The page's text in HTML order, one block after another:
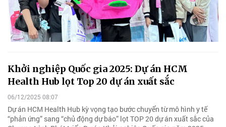
Khởi nghiệp Quốc gia 2025: Dự án HCM
Health Hub lọt Top 20 dự án xuất sắc
06/12/2025 08:07
Dự án HCM Health Hub kỳ vọng tạo bước chuyển từ mô hình y tế
“phản ứng” sang “chủ động dự báo” lọt TOP 20 dự án xuất sắc của